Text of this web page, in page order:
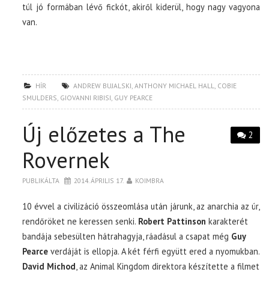
túl jó formában lévő fickót, akiről kiderül, hogy nagy vagyona
van.
HÍR ANDREW BUJALSKI ,ANTHONY MICHAEL HALL
COBIE
SMULDERS GIOVANNI RIBISI GUY PEARCE
2
Új előzetes a The
Rovernek
PUBLIKÁLTA 2014. ÁPRILIS 17. KOIMBRA
10 évvel a civilizáció összeomlása után járunk, az anarchia az úr,
rendőröket ne keressen senki. Robert Pattinson karakterét
bandája sebesülten hátrahagyja, ráadásul a csapat még Guy
Pearce verdáját is ellopja. A két férfi együtt ered a nyomukban.
David Michod, az Animal Kingdom direktora készítette a filmet